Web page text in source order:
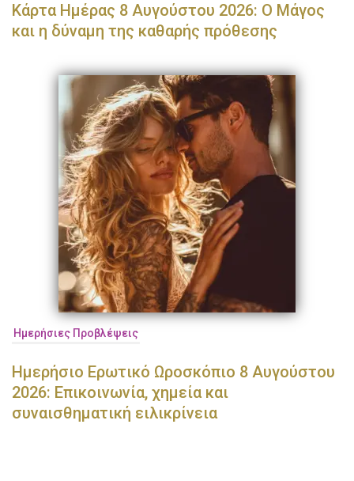
Κάρτα Ημέρας 8 Αυγούστου 2026: Ο Μάγος
και η δύναμη της καθαρής πρόθεσης
Ημερήσιες Προβλέψεις
Ημερήσιο Ερωτικό Ωροσκόπιο 8 Αυγούστου
2026: Επικοινωνία, χημεία και
συναισθηματική ειλικρίνεια